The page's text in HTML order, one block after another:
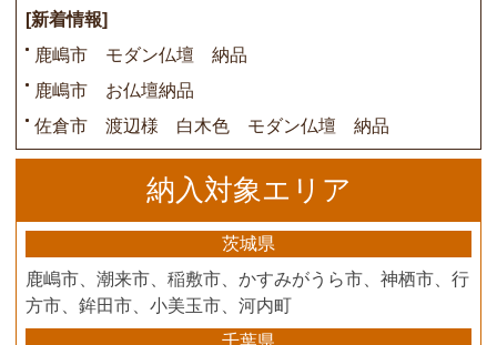
[新着情報]
鹿嶋市 モダン仏壇 納品
鹿嶋市 お仏壇納品
佐倉市 渡辺様 白木色 モダン仏壇 納品
納入対象エリア
茨城県
鹿嶋市、潮来市、稲敷市、かすみがうら市、神栖市、行
方市、鉾田市、小美玉市、河内町
千葉県